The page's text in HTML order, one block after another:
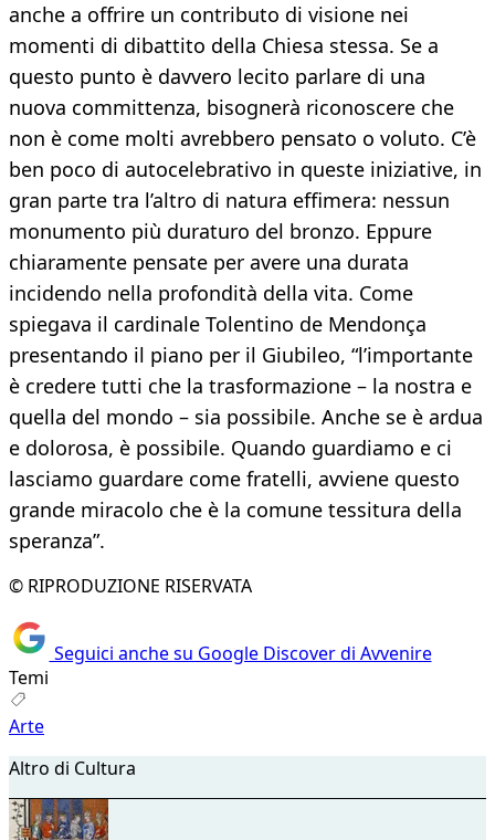
anche a offrire un contributo di visione nei
momenti di dibattito della Chiesa stessa. Se a
questo punto è davvero lecito parlare di una
nuova committenza, bisognerà riconoscere che
non è come molti avrebbero pensato o voluto. C’è
ben poco di autocelebrativo in queste iniziative, in
gran parte tra l’altro di natura effimera: nessun
monumento più duraturo del bronzo. Eppure
chiaramente pensate per avere una durata
incidendo nella profondità della vita. Come
spiegava il cardinale Tolentino de Mendonça
presentando il piano per il Giubileo, “l’importante
è credere tutti che la trasformazione – la nostra e
quella del mondo – sia possibile. Anche se è ardua
e dolorosa, è possibile. Quando guardiamo e ci
lasciamo guardare come fratelli, avviene questo
grande miracolo che è la comune tessitura della
speranza”.
© RIPRODUZIONE RISERVATA
Seguici anche su Google Discover di Avvenire
Temi
Arte
Altro di Cultura